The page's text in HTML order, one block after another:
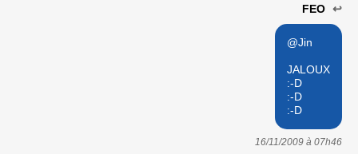
FEO ↩
@Jin
JALOUX
:-D
:-D
:-D
16/11/2009 à 07h46